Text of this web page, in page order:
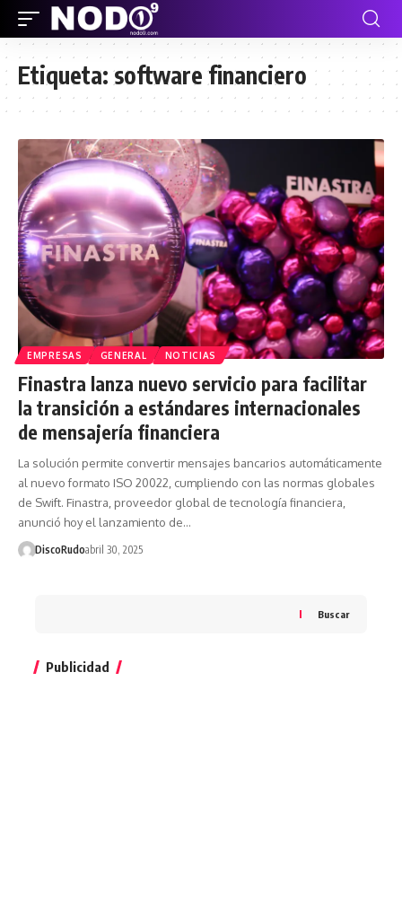
Etiqueta:software financiero
EMPRESAS GENERAL NOTICIAS
Finastra lanza nuevo servicio para facilitar
la transición a estándares internacionales
de mensajería financiera
La solución permite convertir mensajes bancarios automáticamente
al nuevo formato ISO 20022, cumpliendo con las normas globales
de Swift. Finastra, proveedor global de tecnología financiera,
anunció hoy el lanzamiento de…
DiscoRudoabril 30, 2025
Buscar
Publicidad